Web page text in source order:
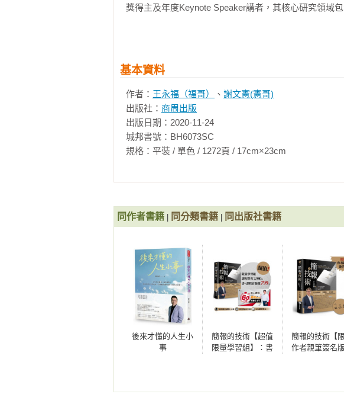
講師，都有機會發揮教學更大的價值，讓實體課程達
從小職員到高階主管，
從小資族、專業人士到創業者。
不論簡報、授課或演講，在企業內部或面對世界，
今天，「上台說話」是專業工作者不可或缺的能力！
30秒或3分鐘簡報、企劃提案、產品介紹、年度績效報
面對上司、老闆、廠商、客戶、投資人或一般大眾，本
跳過漂亮開場，忘記精彩結語，內容沒架構，投影片不
目光無接觸，身體不懂說話，只會一路看稿念到底，
頂尖企業講師親授上台的技術，讓你沒有好口才也能在
《千萬講師的50堂說話課》
2位 ╳ 千萬講師 ╳ 50則成功故事 ╳ 沒人教過你的開口
工作中，你是否經常要開口說話？
表達想法、溝通意見、傳達理念、介紹產品、解說技巧
你面對的是老闆、上司、客戶、廠商、同事或學生？
獎得主及年度Keynote Speaker講者，其核心研究領域
與肯定」的教學、《親子天下》稱其為「昔日課堂魯蛇
目前擔任傑福國際總經理、憲福育創共同創辦人及台灣
術》、《教學的技術》、《工作與生活的技術》、《線
及合著《千萬講師的50堂說話課》。並有影像作品「
重現教學現場，創造7000位老師共同學習的平台紀錄。
工作之外，福哥熱愛生活，喜歡鑽研電腦應用，沖泡3
賽，認為「生活精彩，教學才會精彩」。是宅男大叔
籍、影音、聲音、文字，甚至學術研究以及教學示範，
好的教學、簡報與更好的人生。
福哥FB：https://www.facebook.com/afuwng
福哥的部落格：https://afu.tw/
謝文憲(憲哥)
基本資料
作者： 王永福（福哥） 、 謝文憲(憲哥)
出版社： 商周出版
出版日期：2020-11-24
城邦書號：BH6073SC
規格：平裝 / 單色 / 1272頁 / 17cm×23cm
同作者書籍 同分類書籍 同出版社書籍
後來才懂的人生小
事
簡報的技術【超值
限量學習組】：書
看示範，一次學到
簡報的技術【
作者親筆簽名版